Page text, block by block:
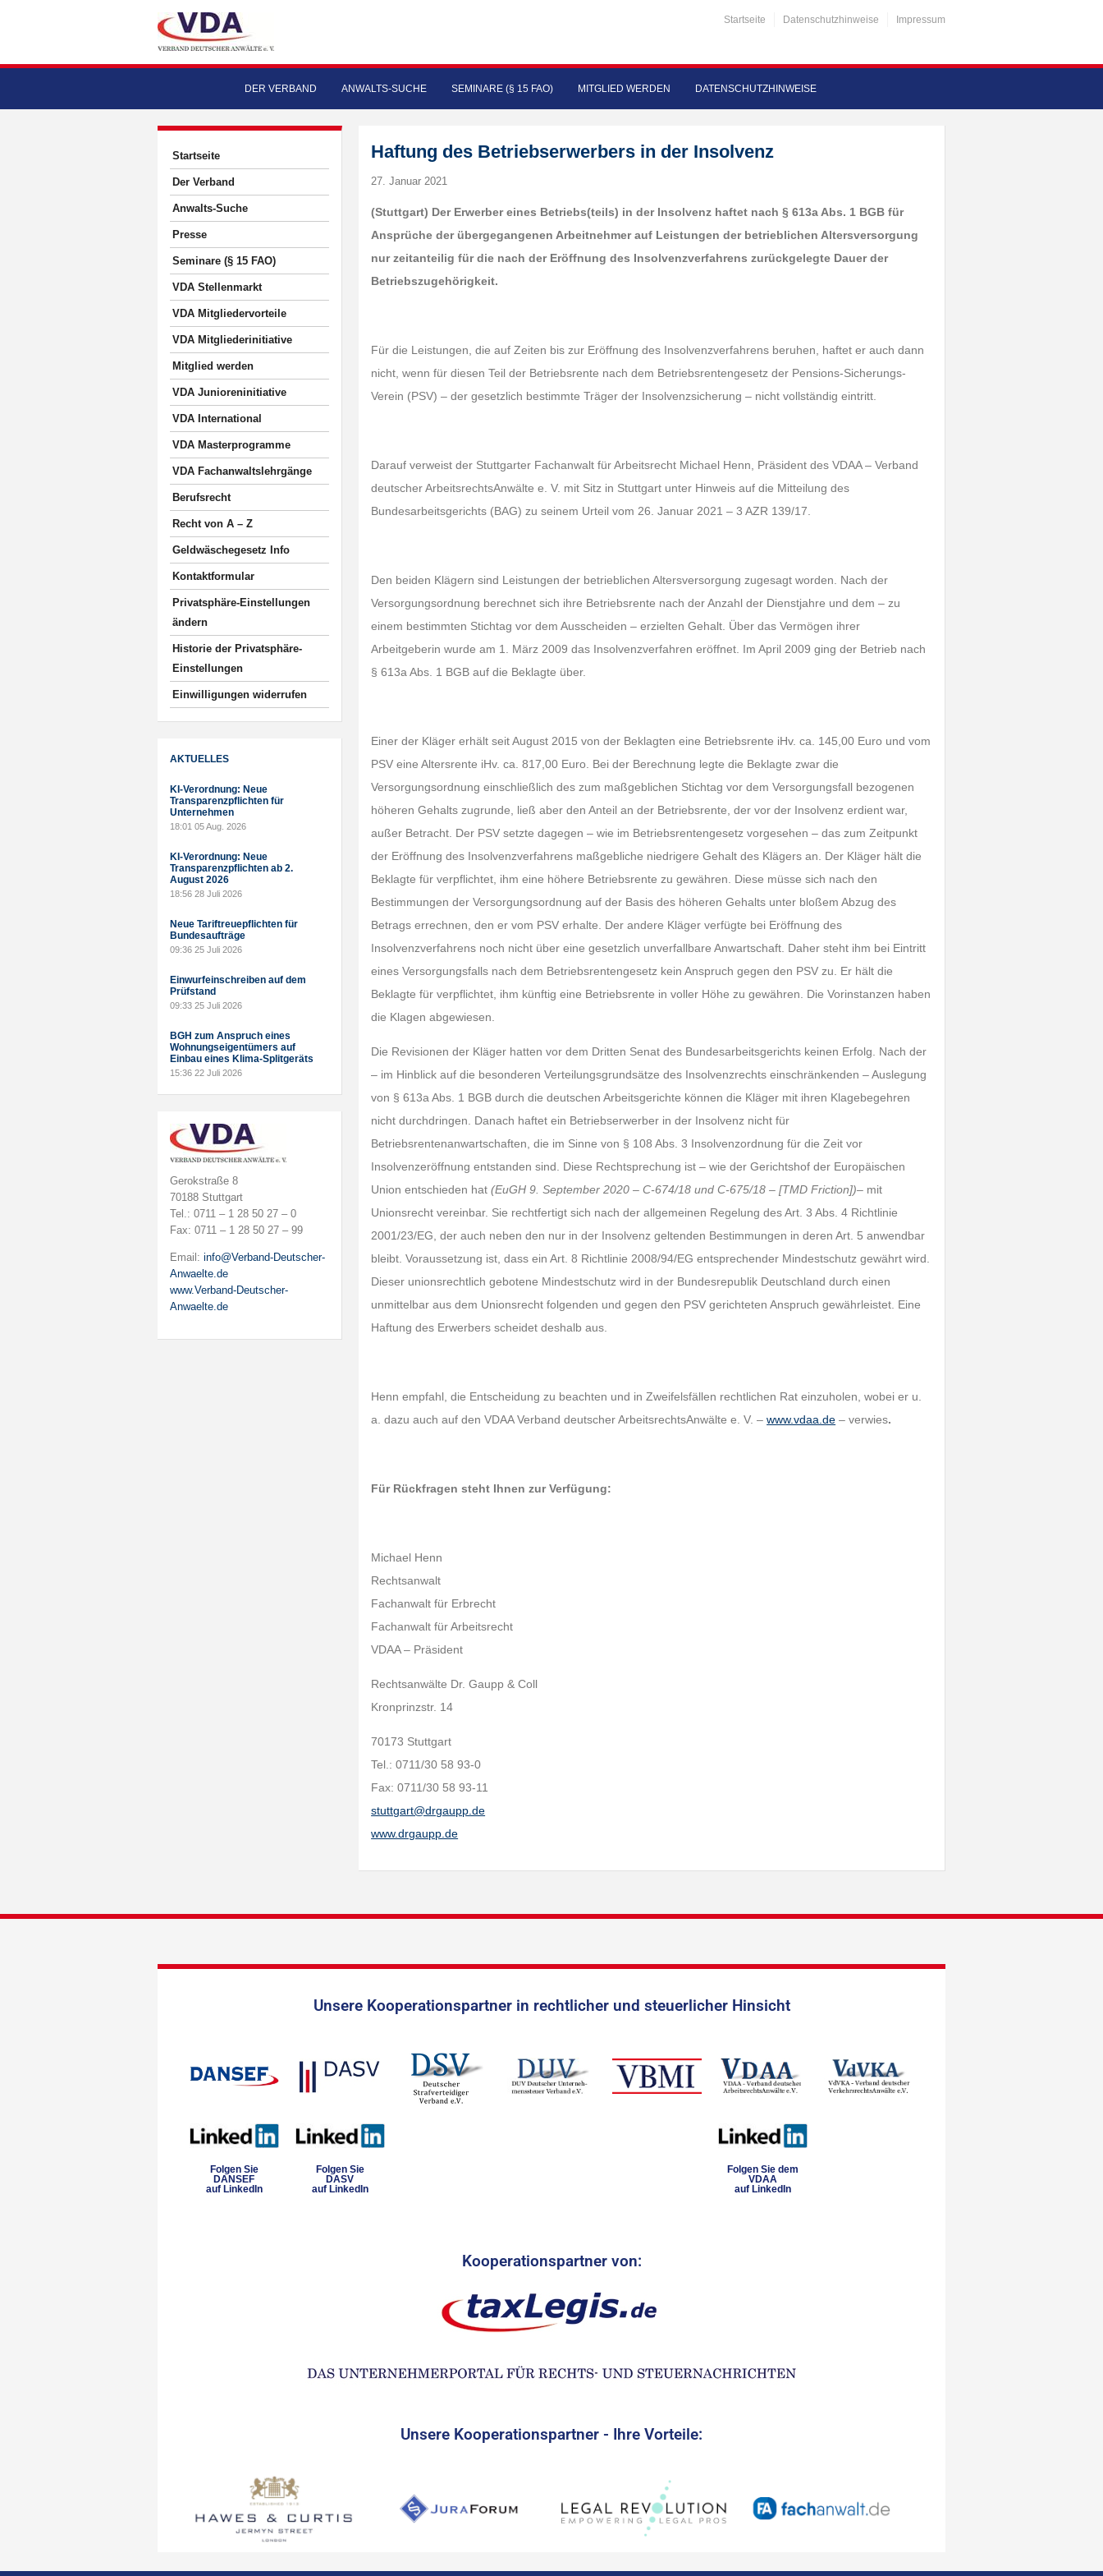
Startseite Datenschutzhinweise Impressum
DER VERBAND ANWALTS-SUCHE SEMINARE (§ 15 FAO) MITGLIED WERDEN DATENSCHUTZHINWEISE
Startseite
Der Verband
Anwalts-Suche
Presse
Seminare (§ 15 FAO)
VDA Stellenmarkt
VDA Mitgliedervorteile
VDA Mitgliederinitiative
Mitglied werden
VDA Junioreninitiative
VDA International
VDA Masterprogramme
VDA Fachanwaltslehrgänge
Berufsrecht
Recht von A – Z
Geldwäschegesetz Info
Kontaktformular
Privatsphäre-Einstellungen
ändern
Historie der Privatsphäre-
Einstellungen
Einwilligungen widerrufen
AKTUELLES
KI-Verordnung: Neue
Transparenzpflichten für
Unternehmen
18:01 05 Aug. 2026
KI-Verordnung: Neue
Transparenzpflichten ab 2.
August 2026
18:56 28 Juli 2026
Neue Tariftreuepflichten für
Bundesaufträge
09:36 25 Juli 2026
Einwurfeinschreiben auf dem
Prüfstand
09:33 25 Juli 2026
BGH zum Anspruch eines
Wohnungseigentümers auf
Einbau eines Klima-Splitgeräts
15:36 22 Juli 2026
Gerokstraße 8
70188 Stuttgart
Tel.: 0711 – 1 28 50 27 – 0
Fax: 0711 – 1 28 50 27 – 99
Email: info@Verband-Deutscher-
Anwaelte.de
www.Verband-Deutscher-
Anwaelte.de
Haftung des Betriebserwerbers in der Insolvenz
27. Januar 2021
(Stuttgart) Der Erwerber eines Betriebs(teils) in der Insolvenz haftet nach § 613a Abs. 1 BGB für
Ansprüche der übergegangenen Arbeitnehmer auf Leistungen der betrieblichen Altersversorgung
nur zeitanteilig für die nach der Eröffnung des Insolvenzverfahrens zurückgelegte Dauer der
Betriebszugehörigkeit.
Für die Leistungen, die auf Zeiten bis zur Eröffnung des Insolvenzverfahrens beruhen, haftet er auch dann
nicht, wenn für diesen Teil der Betriebsrente nach dem Betriebsrentengesetz der Pensions-Sicherungs-
Verein (PSV) – der gesetzlich bestimmte Träger der Insolvenzsicherung – nicht vollständig eintritt.
Darauf verweist der Stuttgarter Fachanwalt für Arbeitsrecht Michael Henn, Präsident des VDAA – Verband
deutscher ArbeitsrechtsAnwälte e. V. mit Sitz in Stuttgart unter Hinweis auf die Mitteilung des
Bundesarbeitsgerichts (BAG) zu seinem Urteil vom 26. Januar 2021 – 3 AZR 139/17.
Den beiden Klägern sind Leistungen der betrieblichen Altersversorgung zugesagt worden. Nach der
Versorgungsordnung berechnet sich ihre Betriebsrente nach der Anzahl der Dienstjahre und dem – zu
einem bestimmten Stichtag vor dem Ausscheiden – erzielten Gehalt. Über das Vermögen ihrer
Arbeitgeberin wurde am 1. März 2009 das Insolvenzverfahren eröffnet. Im April 2009 ging der Betrieb nach
§ 613a Abs. 1 BGB auf die Beklagte über.
Einer der Kläger erhält seit August 2015 von der Beklagten eine Betriebsrente iHv. ca. 145,00 Euro und vom
PSV eine Altersrente iHv. ca. 817,00 Euro. Bei der Berechnung legte die Beklagte zwar die
Versorgungsordnung einschließlich des zum maßgeblichen Stichtag vor dem Versorgungsfall bezogenen
höheren Gehalts zugrunde, ließ aber den Anteil an der Betriebsrente, der vor der Insolvenz erdient war,
außer Betracht. Der PSV setzte dagegen – wie im Betriebsrentengesetz vorgesehen – das zum Zeitpunkt
der Eröffnung des Insolvenzverfahrens maßgebliche niedrigere Gehalt des Klägers an. Der Kläger hält die
Beklagte für verpflichtet, ihm eine höhere Betriebsrente zu gewähren. Diese müsse sich nach den
Bestimmungen der Versorgungsordnung auf der Basis des höheren Gehalts unter bloßem Abzug des
Betrags errechnen, den er vom PSV erhalte. Der andere Kläger verfügte bei Eröffnung des
Insolvenzverfahrens noch nicht über eine gesetzlich unverfallbare Anwartschaft. Daher steht ihm bei Eintritt
eines Versorgungsfalls nach dem Betriebsrentengesetz kein Anspruch gegen den PSV zu. Er hält die
Beklagte für verpflichtet, ihm künftig eine Betriebsrente in voller Höhe zu gewähren. Die Vorinstanzen haben
die Klagen abgewiesen.
Die Revisionen der Kläger hatten vor dem Dritten Senat des Bundesarbeitsgerichts keinen Erfolg. Nach der
– im Hinblick auf die besonderen Verteilungsgrundsätze des Insolvenzrechts einschränkenden – Auslegung
von § 613a Abs. 1 BGB durch die deutschen Arbeitsgerichte können die Kläger mit ihren Klagebegehren
nicht durchdringen. Danach haftet ein Betriebserwerber in der Insolvenz nicht für
Betriebsrentenanwartschaften, die im Sinne von § 108 Abs. 3 Insolvenzordnung für die Zeit vor
Insolvenzeröffnung entstanden sind. Diese Rechtsprechung ist – wie der Gerichtshof der Europäischen
Union entschieden hat(EuGH 9. September 2020 – C-674/18 und C-675/18 – [TMD Friction])– mit
Unionsrecht vereinbar. Sie rechtfertigt sich nach der allgemeinen Regelung des Art. 3 Abs. 4 Richtlinie
2001/23/EG, der auch neben den nur in der Insolvenz geltenden Bestimmungen in deren Art. 5 anwendbar
bleibt. Voraussetzung ist, dass ein Art. 8 Richtlinie 2008/94/EG entsprechender Mindestschutz gewährt wird.
Dieser unionsrechtlich gebotene Mindestschutz wird in der Bundesrepublik Deutschland durch einen
unmittelbar aus dem Unionsrecht folgenden und gegen den PSV gerichteten Anspruch gewährleistet. Eine
Haftung des Erwerbers scheidet deshalb aus.
Henn empfahl, die Entscheidung zu beachten und in Zweifelsfällen rechtlichen Rat einzuholen, wobei er u.
a. dazu auch auf den VDAA Verband deutscher ArbeitsrechtsAnwälte e. V. –www.vdaa.de – verwies.
Für Rückfragen steht Ihnen zur Verfügung:
Michael Henn
Rechtsanwalt
Fachanwalt für Erbrecht
Fachanwalt für Arbeitsrecht
VDAA – Präsident
Rechtsanwälte Dr. Gaupp & Coll
Kronprinzstr. 14
70173 Stuttgart
Tel.: 0711/30 58 93-0
Fax: 0711/30 58 93-11
stuttgart@drgaupp.de
www.drgaupp.de
Unsere Kooperationspartner in rechtlicher und steuerlicher Hinsicht
Folgen Sie
DANSEF
auf LinkedIn
Folgen Sie
DASV
auf LinkedIn
Folgen Sie dem
VDAA
auf LinkedIn
Kooperationspartner von:
Unsere Kooperationspartner - Ihre Vorteile: